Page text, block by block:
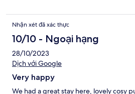
Nhận xét đã xác thực
10/10 - Ngoại hạng
28/10/2023
Dịch với Google
Very happy
We had a great stay here, lovely cosy